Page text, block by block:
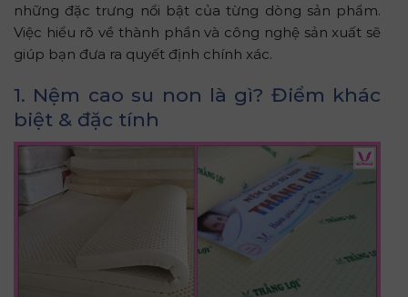
những đặc trưng nổi bật của từng dòng sản phẩm.
Việc hiểu rõ về thành phần và công nghệ sản xuất sẽ
giúp bạn đưa ra quyết định chính xác.
1. Nệm cao su non là gì? Điểm khác
biệt & đặc tính